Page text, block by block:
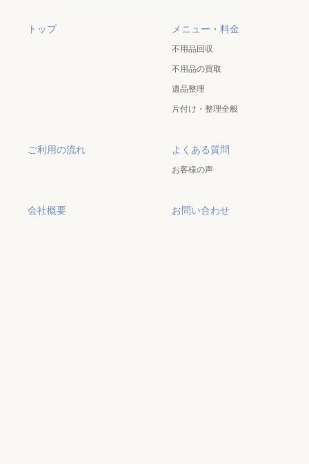
トップ メニュー・料金
不用品回収
不用品の買取
遺品整理
片付け・整理全般
ご利用の流れ よくある質問
お客様の声
会社概要 お問い合わせ